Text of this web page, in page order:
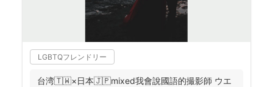
LGBTQフレンドリー
台湾🇹🇼×日本🇯🇵mixed我會說國語的撮影師 ウエ